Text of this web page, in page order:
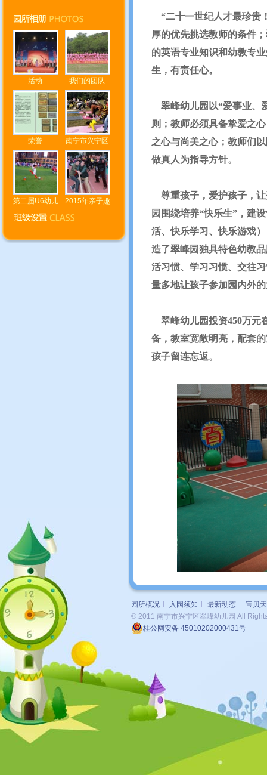
活动 我们的团队
荣誉 南宁市兴宁区
第二届U6幼儿 2015年亲子趣
“二十一世纪人才最珍贵
厚的优先挑选教师的条件
的英语专业知识和幼教专
生，有责任心。
翠峰幼儿园以“爱事业、
则；教师必须具备挚爱之
之心与尚美之心；教师们
做真人为指导方针。
尊重孩子，爱护孩子，让
园围绕培养“快乐生”，建
活、快乐学习、快乐游戏
造了翠峰园独具特色幼教
活习惯、学习习惯、交往
量多地让孩子参加园内外
翠峰幼儿园投资450万元
备，教室宽敞明亮，配套
孩子留连忘返。
园所概况 入园须知 最新动态
宝贝
© 2011 南宁市兴宁区翠峰幼儿园 All
桂公网安备 45010202000431号